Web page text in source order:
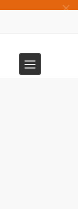
×
Toggle
navigation